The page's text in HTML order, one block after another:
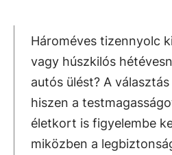
Hároméves tizennyolc
vagy húszkilós
autós ülést? A
hiszen a
életkort is figyelembe
miközben a